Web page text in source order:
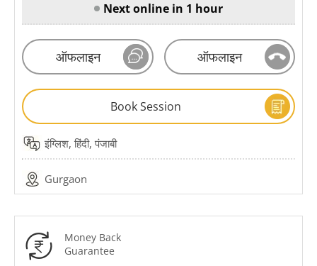
Next online in 1 hour
ऑफलाइन ऑफलाइन
Book Session
इंग्लिश, हिंदी, पंजाबी
Gurgaon
Money Back
Guarantee